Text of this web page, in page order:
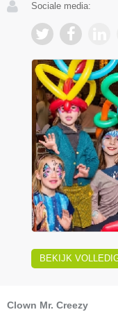
Sociale media:
BEKIJK
Clown Mr. Creezy